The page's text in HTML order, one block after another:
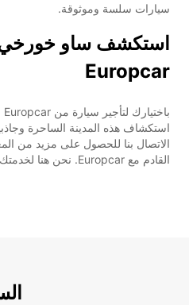
سيارات سلسة وموثوقة.
استكشف ساو خورخي
Europcar
استكشاف هذه المدينة الساحرة
الاتصال بنا للحصول على مزيد من
القادم مع Europcar. نحن هنا لخدمتك!